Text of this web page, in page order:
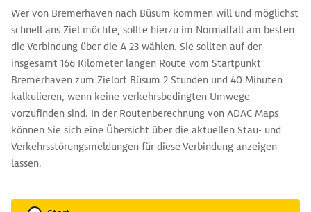
Wer von Bremerhaven nach Büsum kommen will und möglichst
schnell ans Ziel möchte, sollte hierzu im Normalfall am besten
die Verbindung über die A 23 wählen. Sie sollten auf der
insgesamt 166 Kilometer langen Route vom Startpunkt
Bremerhaven zum Zielort Büsum 2 Stunden und 40 Minuten
kalkulieren, wenn keine verkehrsbedingten Umwege
vorzufinden sind. In der Routenberechnung von ADAC Maps
können Sie sich eine Übersicht über die aktuellen Stau- und
Verkehrsstörungsmeldungen für diese Verbindung anzeigen
lassen.